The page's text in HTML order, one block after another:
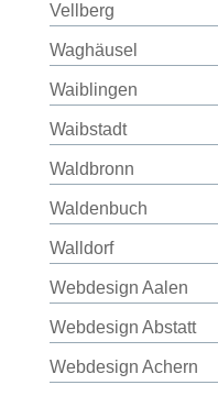
Vellberg
Waghäusel
Waiblingen
Waibstadt
Waldbronn
Waldenbuch
Walldorf
Webdesign Aalen
Webdesign Abstatt
Webdesign Achern